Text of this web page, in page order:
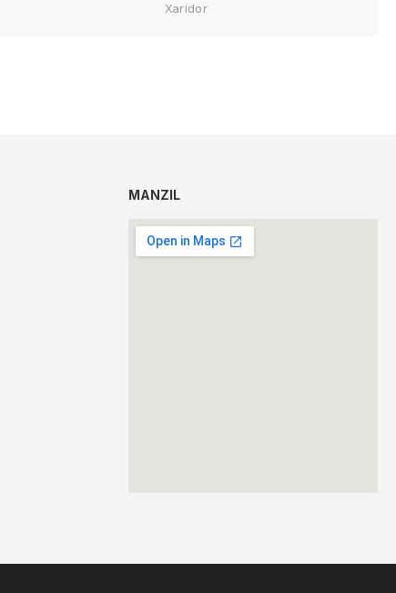
Xaridor
MANZIL